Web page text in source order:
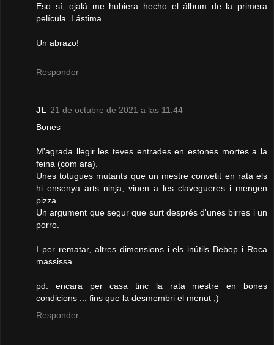
Eso sí, ojalá me hubiera hecho el álbum de la primera
película. Lástima.
Un abrazo!
Responder
JL 21 de octubre de 2021 a las 11:44
Bones
M'agrada llegir les teves entrades en estones mortes a la
feina (com ara).
Unes totugues mutants que un mestre convetit en rata els
hi ensenya arts ninja, viuen a les clavegueres i mengen
pizza.
Un argument que segur que surt després d'unes birres i un
porro.
I per rematar, altres dimensions i els inútils Bebop i Roca
massissa.
pd. encara per casa tinc la rata mestre en bones
condicions ... fins que la desmembri el menut ;)
Responder